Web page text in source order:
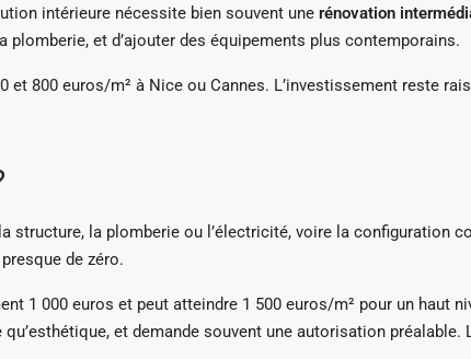
intérieure nécessite bien souvent une rénovation
et d’ajouter des équipements plus contemporains.
800 euros/m² à Nice ou Cannes. L’investissement reste
structure, la plomberie ou l’électricité, voire la configuration
de zéro.
1 000 euros et peut atteindre 1 500 euros/m² pour un haut
et demande souvent une autorisation préalable.